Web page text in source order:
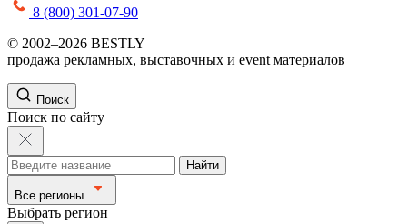
8 (800) 301-07-90
© 2002–2026 BESTLY
продажа рекламных, выставочных и event материалов
Поиск
Поиск по сайту
Найти
Все регионы
Выбрать регион